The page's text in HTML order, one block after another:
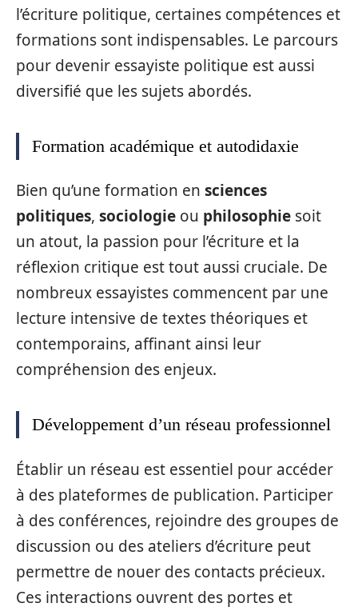
l’écriture politique, certaines compétences et
formations sont indispensables. Le parcours
pour devenir essayiste politique est aussi
diversifié que les sujets abordés.
Formation académique et autodidaxie
Bien qu’une formation en sciences
politiques, sociologie ou philosophie soit
un atout, la passion pour l’écriture et la
réflexion critique est tout aussi cruciale. De
nombreux essayistes commencent par une
lecture intensive de textes théoriques et
contemporains, affinant ainsi leur
compréhension des enjeux.
Développement d’un réseau professionnel
Établir un réseau est essentiel pour accéder
à des plateformes de publication. Participer
à des conférences, rejoindre des groupes de
discussion ou des ateliers d’écriture peut
permettre de nouer des contacts précieux.
Ces interactions ouvrent des portes et